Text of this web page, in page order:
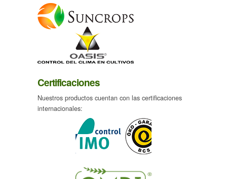
Certificaciones
Nuestros productos cuentan con las certificaciones
internacionales: